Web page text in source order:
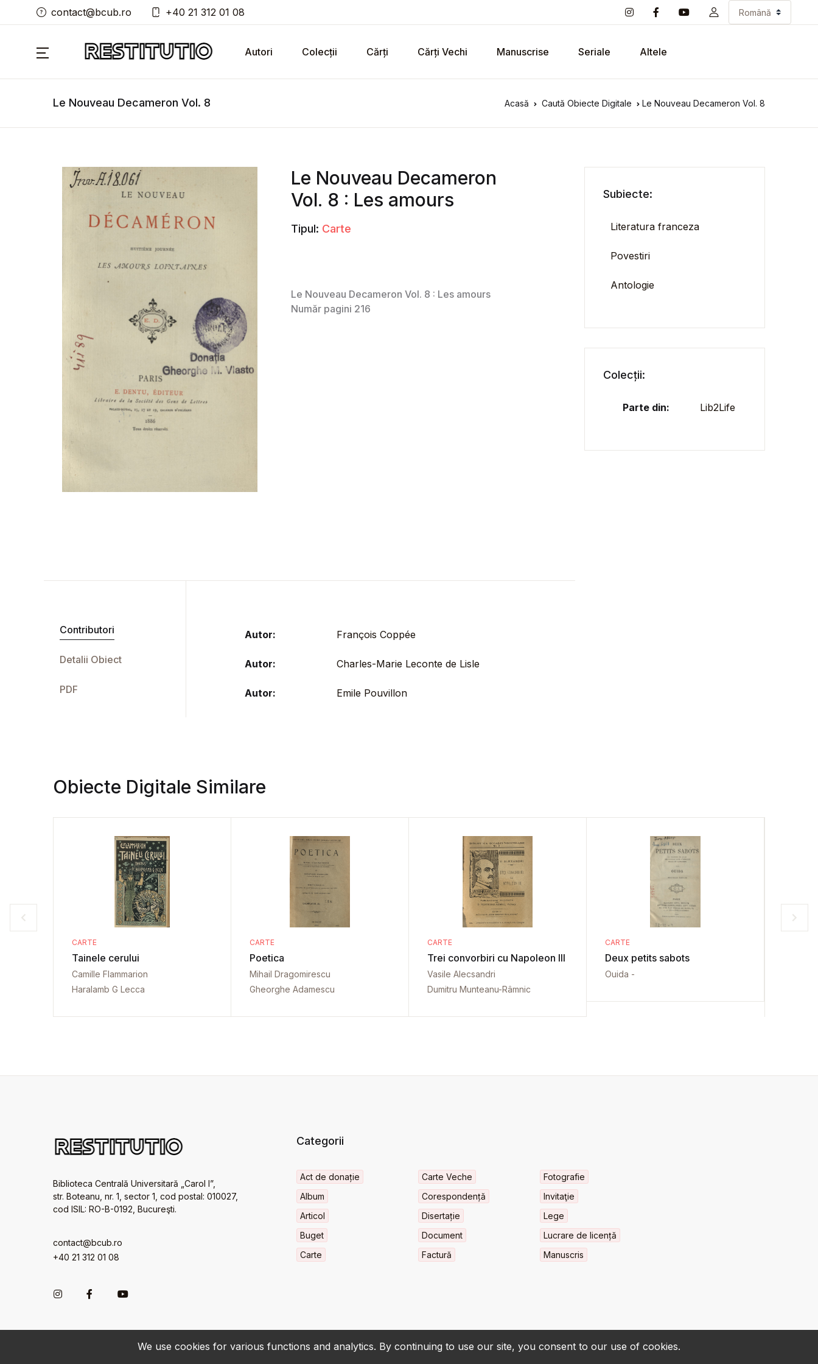
We use cookies for various functions and analytics. By continuing to use our site, you consent to our use of cookies.
contact@bcub.ro +40 21 312 01 08
Autori Colecții Cărți Cărți Vechi Manuscrise Seriale Altele
Le Nouveau Decameron Vol. 8 Acasă Caută Obiecte Digitale Le Nouveau Decameron Vol. 8
Le Nouveau Decameron
Vol. 8 : Les amours
Tipul: Carte
Contributori
Detalii Obiect
PDF
Autor: François Coppée
Autor: Charles-Marie Leconte de Lisle
Autor: Emile Pouvillon
Subiecte:
Literatura franceza
Povestiri
Antologie
Colecții:
Parte din: Lib2Life
Obiecte Digitale Similare
CARTE
Tainele cerului
Camille Flammarion
Haralamb G Lecca
CARTE
Poetica
Mihail Dragomirescu
Gheorghe Adamescu
CARTE
Trei convorbiri cu Napoleon III
Vasile Alecsandri
Dumitru Munteanu-Râmnic
CARTE
Deux petits sabots
Ouida -
Biblioteca Centrală Universitară „Carol I”,
str. Boteanu, nr. 1, sector 1, cod postal: 010027,
cod ISIL: RO-B-0192, Bucureşti.
contact@bcub.ro
+40 21 312 01 08
Categorii
Act de donație
Album
Articol
Buget
Carte
Carte Veche
Corespondență
Disertație
Document
Factură
Fotografie
Invitaţie
Lege
Lucrare de licență
Manuscris